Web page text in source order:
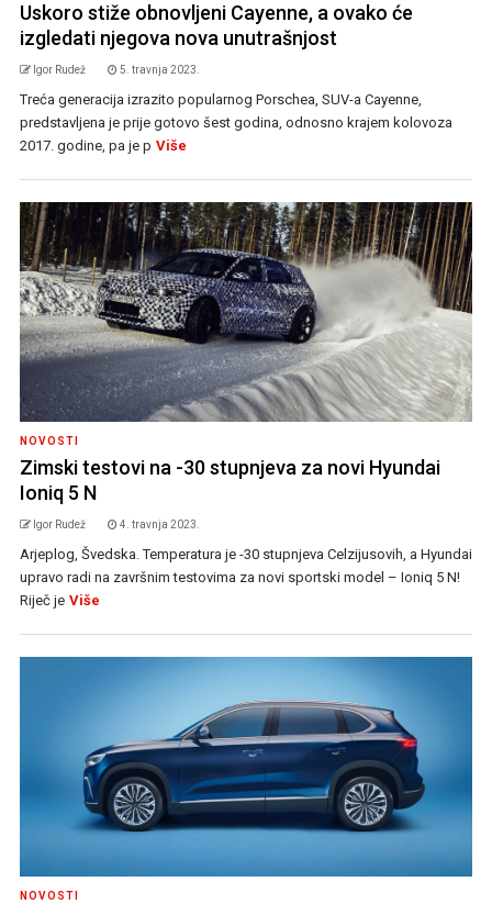
Uskoro stiže obnovljeni Cayenne, a ovako će
izgledati njegova nova unutrašnjost
Igor Rudež 5. travnja 2023.
Treća generacija izrazito popularnog Porschea, SUV-a Cayenne,
predstavljena je prije gotovo šest godina, odnosno krajem kolovoza
2017. godine, pa je p Više
NOVOSTI
Zimski testovi na -30 stupnjeva za novi Hyundai
Ioniq 5 N
Igor Rudež 4. travnja 2023.
Arjeplog, Švedska. Temperatura je -30 stupnjeva Celzijusovih, a Hyundai
upravo radi na završnim testovima za novi sportski model – Ioniq 5 N!
Riječ je Više
NOVOSTI